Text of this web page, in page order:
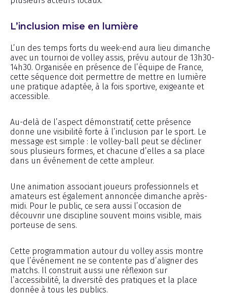
L’inclusion mise en lumière
L’un des temps forts du week-end aura lieu dimanche
avec un tournoi de volley assis, prévu autour de 13h30-
14h30. Organisée en présence de l’équipe de France,
cette séquence doit permettre de mettre en lumière
une pratique adaptée, à la fois sportive, exigeante et
accessible.
Au-delà de l’aspect démonstratif, cette présence
donne une visibilité forte à l’inclusion par le sport. Le
message est simple : le volley-ball peut se décliner
sous plusieurs formes, et chacune d’elles a sa place
dans un événement de cette ampleur.
Une animation associant joueurs professionnels et
amateurs est également annoncée dimanche après-
midi. Pour le public, ce sera aussi l’occasion de
découvrir une discipline souvent moins visible, mais
porteuse de sens.
Cette programmation autour du volley assis montre
que l’événement ne se contente pas d’aligner des
matchs. Il construit aussi une réflexion sur
l’accessibilité, la diversité des pratiques et la place
donnée à tous les publics.